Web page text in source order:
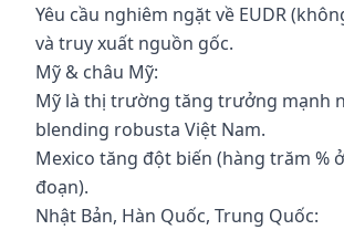
Yêu cầu nghiêm ngặt về EUDR
và truy xuất nguồn gốc.
Mỹ & châu Mỹ:
Mỹ là thị trường tăng trưởng mạnh
blending robusta Việt Nam.
Mexico tăng đột biến (hàng trăm %
đoạn).
Nhật Bản, Hàn Quốc, Trung Quốc: